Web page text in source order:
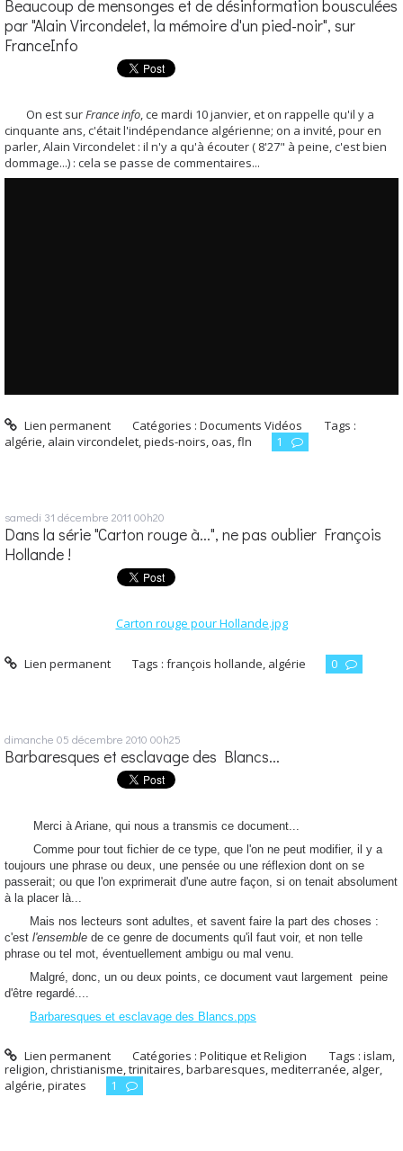
Beaucoup de mensonges et de désinformation bousculées
par "Alain Vircondelet, la mémoire d'un pied-noir", sur
FranceInfo
On est surFrance info , ce mardi 10 janvier, et on rappelle qu'il y a
cinquante ans, c'était l'indépendance algérienne; on a invité, pour en
parler, Alain Vircondelet : il n'y a qu'à écouter ( 8'27" à peine, c'est bien
dommage...) : cela se passe de commentaires...
Lien permanent Catégories :Documents Vidéos
Tags :
algérie, alain vircondelet,pieds-noirs, oas,fln 1
samedi 31 décembre 2011 00h20
Dans la série "Carton rouge à...", ne pas oublier François
Hollande !
Carton rouge pour Hollande.jpg
Lien permanent Tags :françois hollande, algérie 0
dimanche 05 décembre 2010 00h25
Barbaresques et esclavage des Blancs...
Merci à Ariane, qui nous a transmis ce document...
Comme pour tout fichier de ce type, que l'on ne peut modifier, il y a
toujours une phrase ou deux, une pensée ou une réflexion dont on se
passerait; ou que l'on exprimerait d'une autre façon, si on tenait absolument
à la placer là...
Mais nos lecteurs sont adultes, et savent faire la part des choses :
c'est l'ensemble de ce genre de documents qu'il faut voir, et non telle
phrase ou tel mot, éventuellement ambigu ou mal venu.
Malgré, donc, un ou deux points, ce document vaut largement peine
d'être regardé....
Barbaresques et esclavage des Blancs.pps
Lien permanent Catégories :Politique et Religion Tags :islam,
religion,christianisme,trinitaires,barbaresques,mediterranée, alger,
algérie,pirates 1